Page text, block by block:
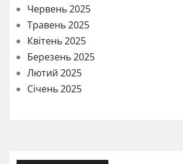
Червень 2025
Травень 2025
Квітень 2025
Березень 2025
Лютий 2025
Січень 2025